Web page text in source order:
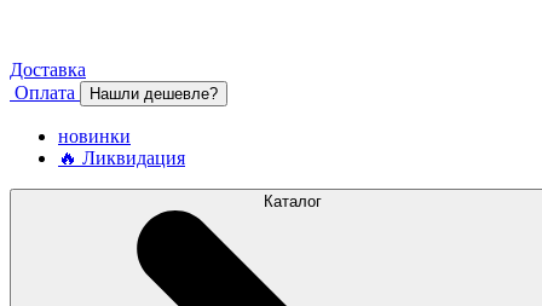
Доставка
Оплата
Нашли дешевле?
новинки
🔥 Ликвидация
Каталог